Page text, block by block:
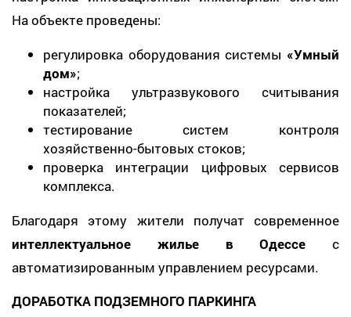
На объекте проведены:
регулировка оборудования системы «Умный
дом»;
настройка ультразвукового считывания
показателей;
тестирование систем контроля
хозяйственно-бытовых стоков;
проверка интеграции цифровых сервисов
комплекса.
Благодаря этому жители получат современное
интеллектуальное жилье в Одессе с
автоматизированным управлением ресурсами.
ДОРАБОТКА ПОДЗЕМНОГО ПАРКИНГА